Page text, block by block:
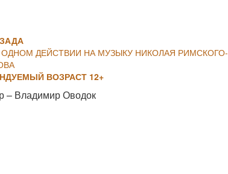
ОДНОМ ДЕЙСТВИИ НА МУЗЫКУ НИКОЛАЯ РИМСКОГО-
ВОЗРАСТ 12+
– Владимир Оводок